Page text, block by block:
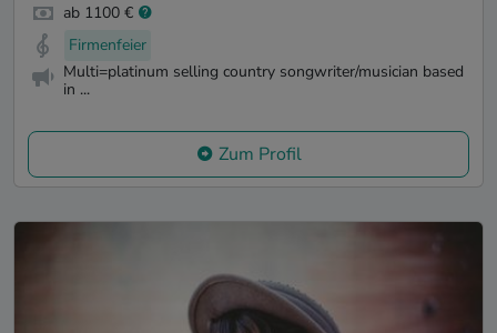
ab 1100 €
Firmenfeier
Multi=platinum selling country songwriter/musician based
in ...
Zum Profil